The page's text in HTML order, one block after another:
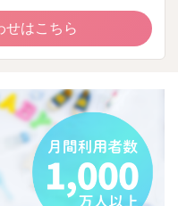
せはこちら